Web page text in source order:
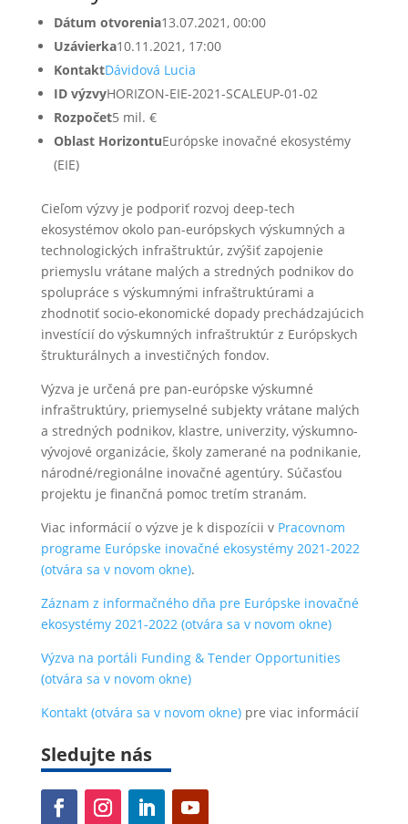
Dátum otvorenia13.07.2021, 00:00
Uzávierka10.11.2021, 17:00
KontaktDávidová Lucia
ID výzvyHORIZON-EIE-2021-SCALEUP-01-02
Rozpočet5 mil. €
Oblast HorizontuEurópske inovačné ekosystémy
(EIE)
Cieľom výzvy je podporiť rozvoj deep-tech
ekosystémov okolo pan-európskych výskumných a
technologických infraštruktúr, zvýšiť zapojenie
priemyslu vrátane malých a stredných podnikov do
spolupráce s výskumnými infraštruktúrami a
zhodnotiť socio-ekonomické dopady prechádzajúcich
investícií do výskumných infraštruktúr z Európskych
štrukturálnych a investičných fondov.
Výzva je určená pre pan-európske výskumné
infraštruktúry, priemyselné subjekty vrátane malých
a stredných podnikov, klastre, univerzity, výskumno-
vývojové organizácie, školy zamerané na podnikanie,
národné/regionálne inovačné agentúry. Súčasťou
projektu je finančná pomoc tretím stranám.
Viac informácií o výzve je k dispozícii v Pracovnom
programe Európske inovačné ekosystémy 2021-2022
(otvára sa v novom okne).
Záznam z informačného dňa pre Európske inovačné
ekosystémy 2021-2022(otvára sa v novom okne)
Výzva na portáli Funding & Tender Opportunities
(otvára sa v novom okne)
Kontakt(otvára sa v novom okne)pre viac informácií
Sledujte nás